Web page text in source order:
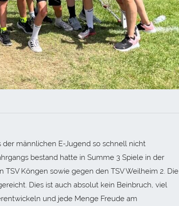
der männlichen E-Jugend so schnell nicht
bestand hatte in Summe 3 Spiele in der
TSV Köngen sowie gegen den TSV Weilheim 2. Die
Dies ist auch absolut kein Beinbruch, viel
und jede Menge Freude am